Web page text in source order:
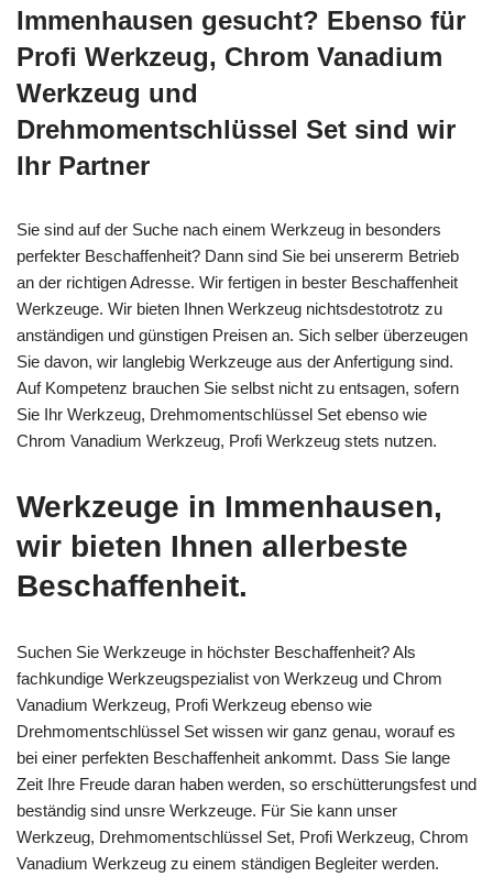
Immenhausen gesucht? Ebenso für
Profi Werkzeug, Chrom Vanadium
Werkzeug und
Drehmomentschlüssel Set sind wir
Ihr Partner
Sie sind auf der Suche nach einem Werkzeug in besonders
perfekter Beschaffenheit? Dann sind Sie bei unsererm Betrieb
an der richtigen Adresse. Wir fertigen in bester Beschaffenheit
Werkzeuge. Wir bieten Ihnen Werkzeug nichtsdestotrotz zu
anständigen und günstigen Preisen an. Sich selber überzeugen
Sie davon, wir langlebig Werkzeuge aus der Anfertigung sind.
Auf Kompetenz brauchen Sie selbst nicht zu entsagen, sofern
Sie Ihr Werkzeug, Drehmomentschlüssel Set ebenso wie
Chrom Vanadium Werkzeug, Profi Werkzeug stets nutzen.
Werkzeuge in Immenhausen,
wir bieten Ihnen allerbeste
Beschaffenheit.
Suchen Sie Werkzeuge in höchster Beschaffenheit? Als
fachkundige Werkzeugspezialist von Werkzeug und Chrom
Vanadium Werkzeug, Profi Werkzeug ebenso wie
Drehmomentschlüssel Set wissen wir ganz genau, worauf es
bei einer perfekten Beschaffenheit ankommt. Dass Sie lange
Zeit Ihre Freude daran haben werden, so erschütterungsfest und
beständig sind unsre Werkzeuge. Für Sie kann unser
Werkzeug, Drehmomentschlüssel Set, Profi Werkzeug, Chrom
Vanadium Werkzeug zu einem ständigen Begleiter werden.